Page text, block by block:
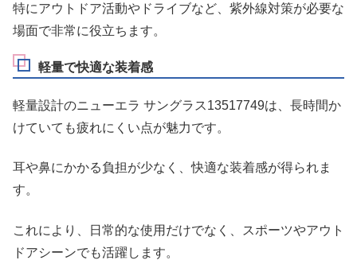
特にアウトドア活動やドライブなど、紫外線対策が必要な
場面で非常に役立ちます。
軽量で快適な装着感
軽量設計のニューエラ サングラス13517749は、長時間か
けていても疲れにくい点が魅力です。
耳や鼻にかかる負担が少なく、快適な装着感が得られま
す。
これにより、日常的な使用だけでなく、スポーツやアウト
ドアシーンでも活躍します。